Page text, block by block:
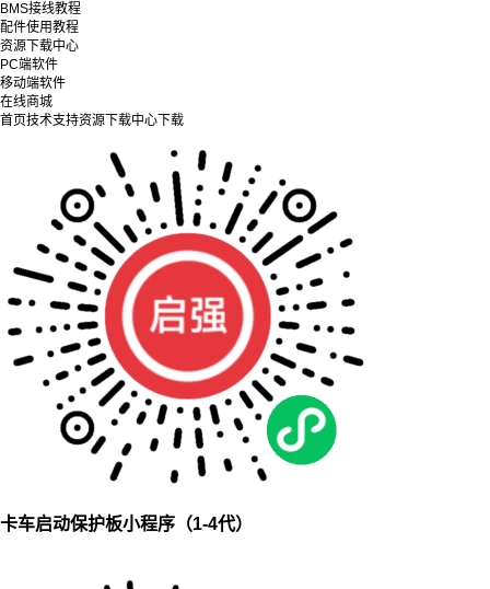
BMS接线教程
配件使用教程
资源下载中心
PC端软件
移动端软件
在线商城
首页技术支持资源下载中心 下载
卡车启动保护板小程序（1-4代）